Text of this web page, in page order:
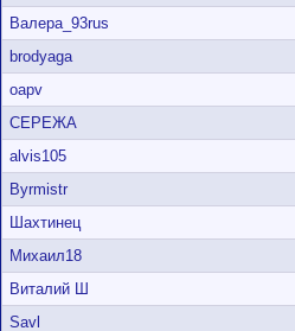
Валера_93rus
brodyaga
oapv
СЕРЕЖА
alvis105
Byrmistr
Шахтинец
Михаил18
Виталий Ш
Savl